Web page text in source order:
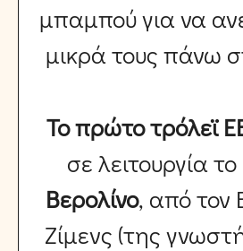
μπαμπού για να
μικρά τους πάνω
Το πρώτο τρόλεϊ
σε λειτουργία το
Βερολίνο, από τον
Ζίμενς (της